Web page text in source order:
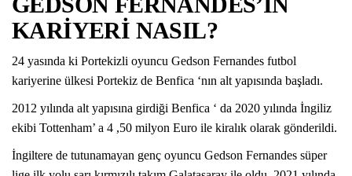
KARİYERİ NASIL?
24 yasında ki Portekizli oyuncu Gedson Fernandes futbol
kariyerine ülkesi Portekiz de Benfica ‘nın alt yapısında başladı.
2012 yılında alt yapısına girdiği Benfica ‘ da 2020 yılında İngiliz
ekibi Tottenham’ a 4 ,50 milyon Euro ile kiralık olarak gönderildi.
İngiltere de tutunamayan genç oyuncu Gedson Fernandes süper